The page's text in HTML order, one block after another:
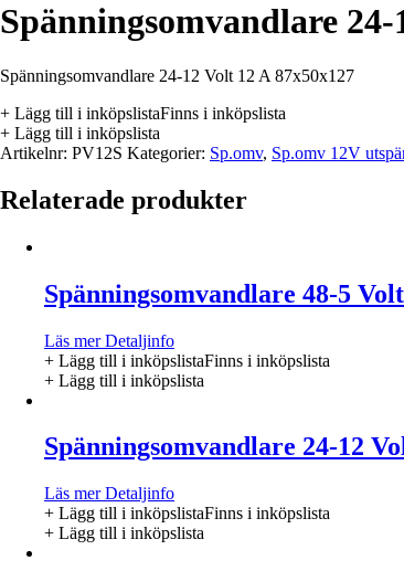
Spänningsomvandlare 24-
Spänningsomvandlare 24-12 Volt 12 A 87x50x127
+ Lägg till i inköpslistaFinns i inköpslista
+ Lägg till i inköpslista
Artikelnr: PV12S Kategorier: Sp.omv, Sp.omv 12V
Relaterade produkter
Spänningsomvandlare 48-5
Läs merDetaljinfo
+ Lägg till i inköpslistaFinns i inköpslista
+ Lägg till i inköpslista
Spänningsomvandlare 24-12
Läs merDetaljinfo
+ Lägg till i inköpslistaFinns i inköpslista
+ Lägg till i inköpslista